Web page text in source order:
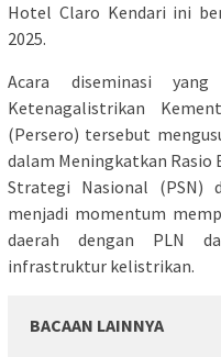
Hotel Claro Kendari ini
2025.
Acara diseminasi
Ketenagalistrikan
(Persero) tersebut
dalam Meningkatkan Rasio
Strategi Nasional (PSN)
menjadi momentum
daerah dengan PLN
infrastruktur kelistrikan.
BACAAN LAINNYA